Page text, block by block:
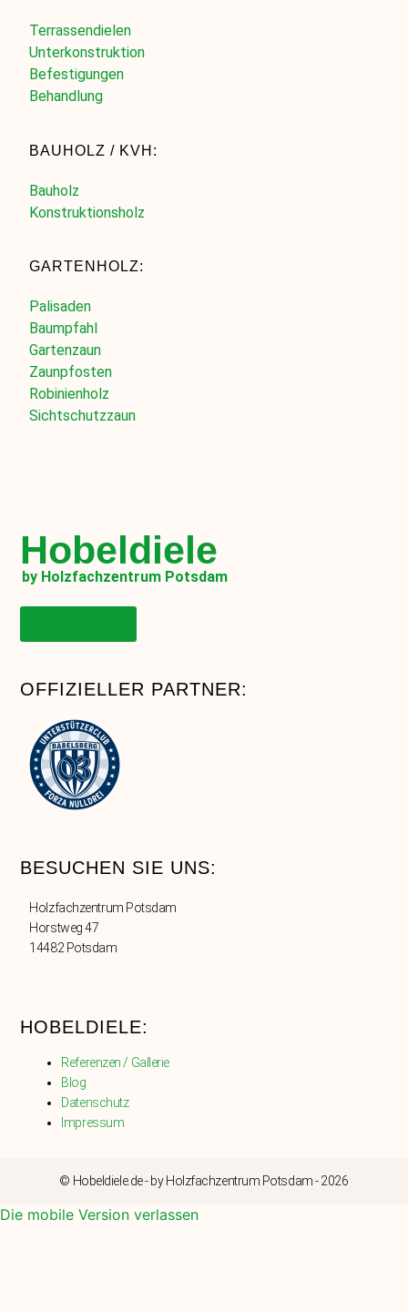
Terrassendielen
Unterkonstruktion
Befestigungen
Behandlung
BAUHOLZ / KVH:
Bauholz
Konstruktionsholz
GARTENHOLZ:
Palisaden
Baumpfahl
Gartenzaun
Zaunpfosten
Robinienholz
Sichtschutzzaun
Hobeldiele
by Holzfachzentrum Potsdam
OFFIZIELLER PARTNER:
BESUCHEN SIE UNS:
Holzfachzentrum Potsdam
Horstweg 47
14482 Potsdam
HOBELDIELE:
Referenzen / Gallerie
Blog
Datenschutz
Impressum
© Hobeldiele.de - by Holzfachzentrum Potsdam - 2026
Die mobile Version verlassen